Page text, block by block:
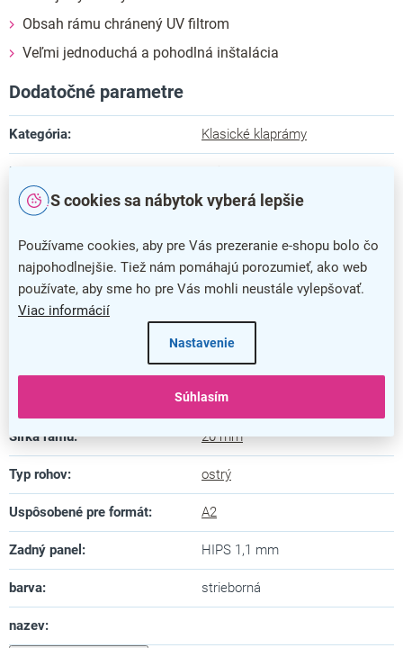
S cookies sa nábytok vyberá lepšie
Používame cookies, aby pre Vás prezeranie e-shopu bolo čo
najpohodlnejšie. Tiež nám pomáhajú porozumieť, ako web
používate, aby sme ho pre Vás mohli neustále vylepšovať.
Viac informácií
Nastavenie
Súhlasím
Obsah rámu chránený UV filtrom
Veľmi jednoduchá a pohodlná inštalácia
Dodatočné parametre
Kategória: Klasické klaprámy
Farba strieborná
Záruka: 5 rokov
Dĺžka: 1,1 cm
Šírka: 44,9 cm
62,3 cm
hliník
antireflex 0,5 mm
Šírka rámu: 20 mm
Typ rohov: ostrý
Uspôsobené pre formát: A2
Zadný panel : HIPS 1,1 mm
barva: strieborná
nazev: